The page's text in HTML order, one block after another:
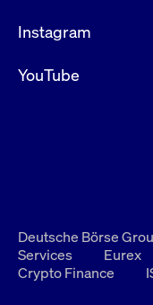
Instagram
YouTube
Deutsche Börse
Services
Eurex
Crypto Finance